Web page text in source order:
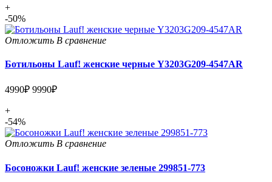
+
-50%
Отложить В сравнение
Ботильоны Lauf! женские черные Y3203G209-4547AR
4990₽ 9990₽
+
-54%
Отложить В сравнение
Босоножки Lauf! женские зеленые 299851-773